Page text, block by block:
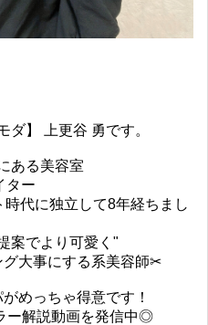
ダ】 上更谷 勇です。
ある美容室
ター
代に独立して8年経ちまし
案でより可愛く"
グ大事にする系美容師✂︎
めっちゃ得意です！
ー解説動画を発信中◎